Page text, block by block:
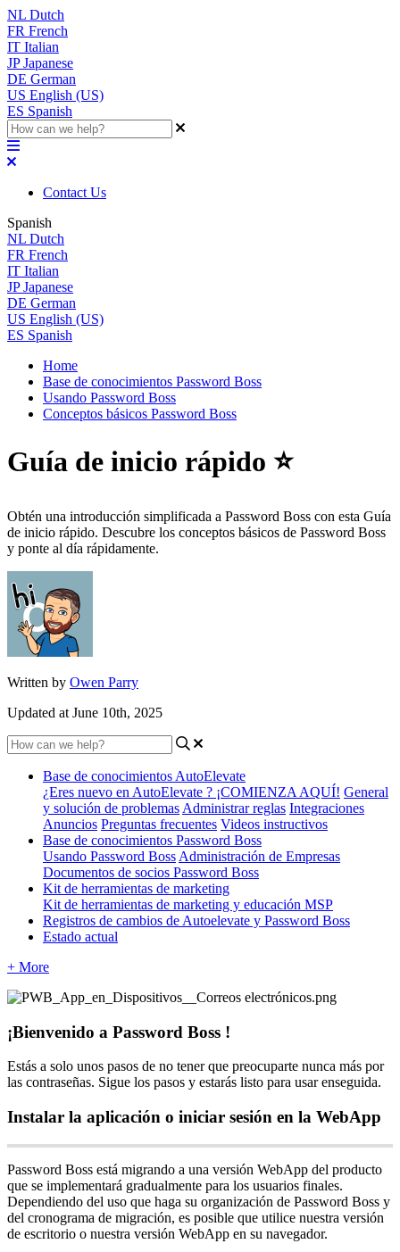
NL Dutch
FR French
IT Italian
JP Japanese
DE German
US English (US)
ES Spanish
Contact Us
Spanish
NL Dutch
FR French
IT Italian
JP Japanese
DE German
US English (US)
ES Spanish
Home
Base de conocimientos Password Boss
Usando Password Boss
Conceptos básicos Password Boss
Guía de inicio rápido ⭐
Obtén una introducción simplificada a Password Boss con esta Guía
de inicio rápido. Descubre los conceptos básicos de Password Boss
y ponte al día rápidamente.
Written by Owen Parry
Updated at June 10th, 2025
Base de conocimientos AutoElevate
¿Eres nuevo en AutoElevate ? ¡COMIENZA AQUÍ! General
y solución de problemas Administrar reglas Integraciones
Anuncios Preguntas frecuentes Videos instructivos
Base de conocimientos Password Boss
Usando Password Boss Administración de Empresas
Documentos de socios Password Boss
Kit de herramientas de marketing
Kit de herramientas de marketing y educación MSP
Registros de cambios de Autoelevate y Password Boss
Estado actual
+ More
¡Bienvenido a Password Boss !
Estás a solo unos pasos de no tener que preocuparte nunca más por
las contraseñas. Sigue los pasos y estarás listo para usar enseguida.
Instalar la aplicación o iniciar sesión en la WebApp
Password Boss está migrando a una versión WebApp del producto
que se implementará gradualmente para los usuarios finales.
Dependiendo del uso que haga su organización de Password Boss y
del cronograma de migración, es posible que utilice nuestra versión
de escritorio o nuestra versión WebApp en su navegador.